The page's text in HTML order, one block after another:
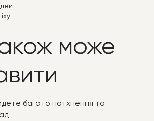
може
багато натхнення та